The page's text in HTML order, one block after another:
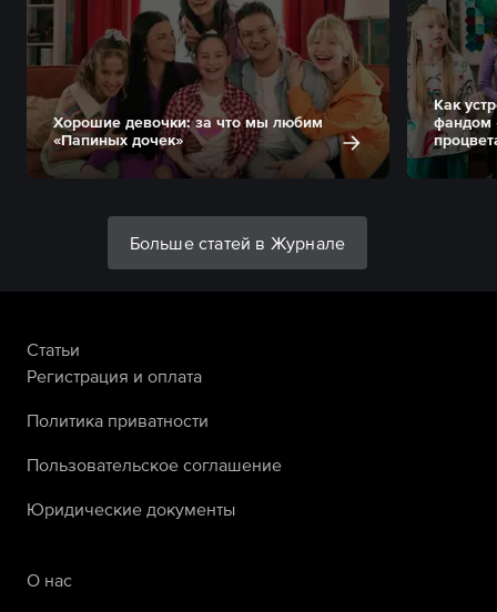
Хорошие девочки: за что мы любим
«Папиных дочек»
Как
фандом
Больше статей в Журнале
Статьи
Регистрация и оплата
Политика приватности
Пользовательское соглашение
Юридические документы
О нас